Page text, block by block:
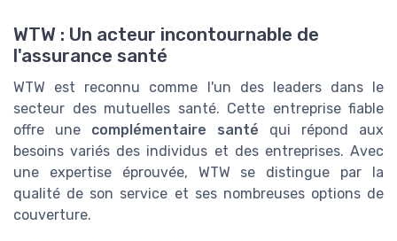
WTW : Un acteur incontournable de
l'assurance santé
WTW est reconnu comme l'un des leaders dans le
secteur des mutuelles santé. Cette entreprise fiable
offre une complémentaire santé qui répond aux
besoins variés des individus et des entreprises. Avec
une expertise éprouvée, WTW se distingue par la
qualité de son service et ses nombreuses options de
couverture.